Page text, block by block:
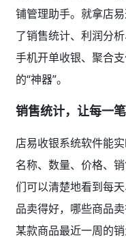
铺管理助手。就拿店
了销售统计、利润分
手机开单收银、聚合
的“神器”。
销售统计，让每一
店易收银系统软件能
名称、数量、价格、
们可以清楚地看到每
品卖得好，哪些商品
某款商品最近一周的